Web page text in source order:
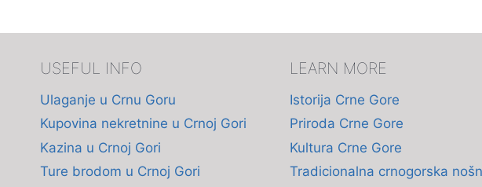
USEFUL INFO
Ulaganje u Crnu Goru
Kupovina nekretnine u Crnoj Gori
Kazina u Crnoj Gori
Ture brodom u Crnoj Gori
LEARN MORE
Istorija Crne Gore
Priroda Crne Gore
Kultura Crne Gore
Tradicionalna crnogorska